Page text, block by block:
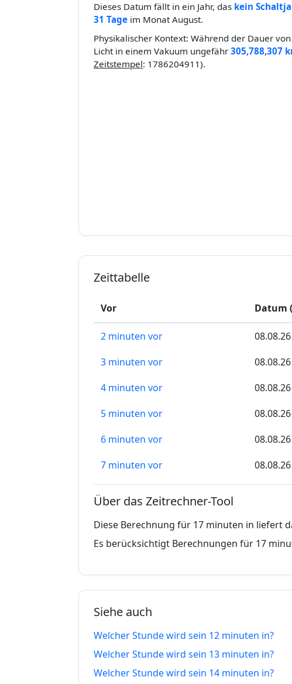
Dieses Datum fällt in ein Jahr, das kein
31 Tage im Monat August.
Physikalischer Kontext: Während der Dauer
Licht in einem Vakuum ungefähr 305,788,307
Zeitstempel: 1786204911).
Zeittabelle
Vor Datum
2 minuten vor 08.08.26
3 minuten vor
08.08.26
4 minuten vor
08.08.26
5 minuten vor
08.08.26
6 minuten vor
08.08.26
7 minuten vor
08.08.26
10 minuten vor
08.08.26
12 minuten vor
08.08.26
13 minuten vor
15 minuten vor
08.08.26
Über das Zeitrechner-Tool
Diese Berechnung für 17 minuten in liefert
Es berücksichtigt Berechnungen für 17
Siehe auch
Welcher Stunde wird sein 12 minuten in?
Welcher Stunde wird sein 13 minuten in?
Welcher Stunde wird sein 14 minuten in?